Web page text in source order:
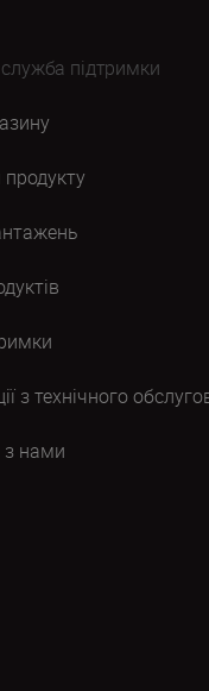
підтримки
продукту
з технічного
з нами